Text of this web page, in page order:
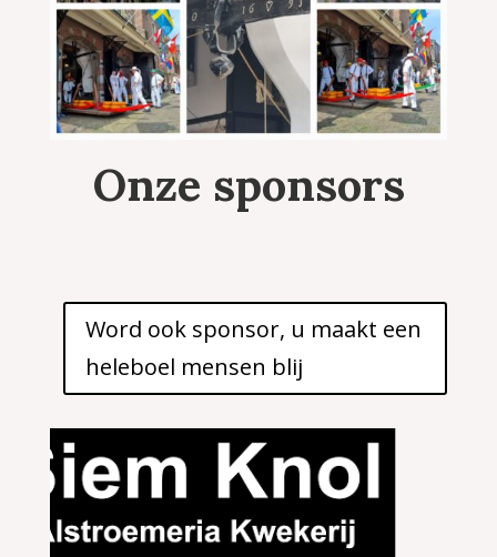
Onze sponsors
Word ook sponsor, u maakt een
heleboel mensen blij